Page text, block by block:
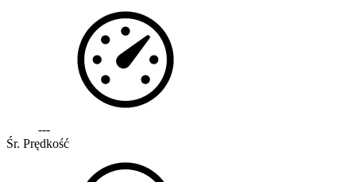
---
Śr. Prędkość